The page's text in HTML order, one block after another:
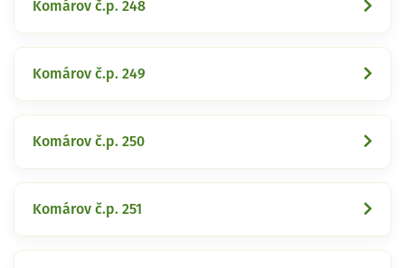
Komárov č.p. 248
Komárov č.p. 249
Komárov č.p. 250
Komárov č.p. 251